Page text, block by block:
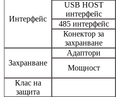
Интерфейс
USB HOST
интерфейс
485 интерфейс
Конектор за
захранване
Захранване
Адаптори
Мощност
Клас на
защита